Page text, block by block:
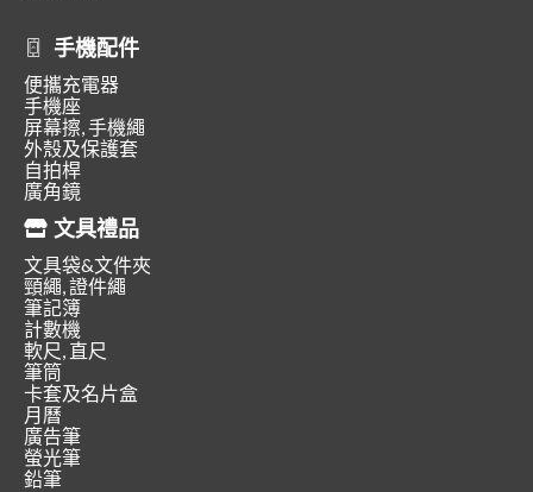
手機配件
便攜充電器
手機座
屏幕擦, 手機繩
外殼及保護套
自拍桿
廣角鏡
文具禮品
文具袋&文件夾
頸繩, 證件繩
筆記簿
計數機
軟尺, 直尺
筆筒
卡套及名片盒
月曆
廣告筆
螢光筆
鉛筆